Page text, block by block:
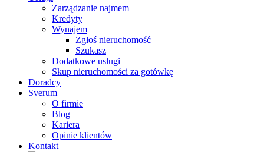
Zarządzanie najmem
Kredyty
Wynajem
Zgłoś nieruchomość
Szukasz
Dodatkowe usługi
Skup nieruchomości za gotówkę
Doradcy
Sverum
O firmie
Blog
Kariera
Opinie klientów
Kontakt